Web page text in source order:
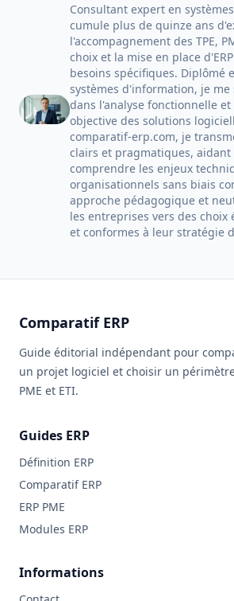
Consultant expert en
cumule plus de quinze ans
l'accompagnement des TPE,
choix et la mise en place
besoins spécifiques. Diplômé
systèmes d'information, je me
dans l'analyse fonctionnelle
objective des solutions
comparatif-erp.com, je
clairs et pragmatiques, aidant
comprendre les enjeux
organisationnels sans biais
approche pédagogique et
les entreprises vers des choix
et conformes à leur stratégie
Comparatif ERP
Guide éditorial indépendant pour
un projet logiciel et choisir un
PME et ETI.
Guides ERP
Définition ERP
Comparatif ERP
ERP PME
Modules ERP
Informations